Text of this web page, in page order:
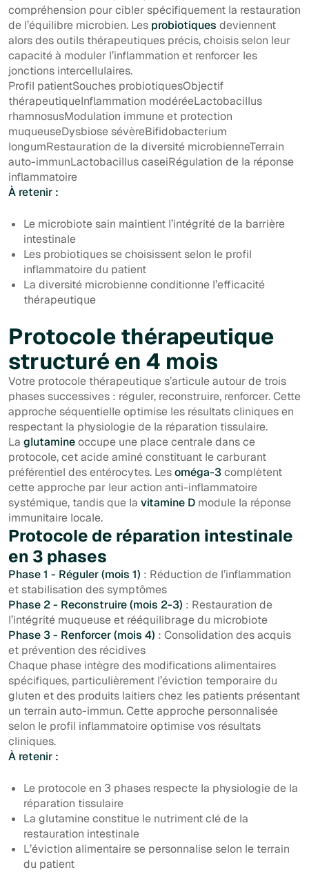
compréhension pour cibler spécifiquement la restauration
de l’équilibre microbien. Les probiotiques deviennent
alors des outils thérapeutiques précis, choisis selon leur
capacité à moduler l’inflammation et renforcer les
jonctions intercellulaires.
Profil patientSouches probiotiquesObjectif
thérapeutiqueInflammation modéréeLactobacillus
rhamnosusModulation immune et protection
muqueuseDysbiose sévèreBifidobacterium
longumRestauration de la diversité microbienneTerrain
auto-immunLactobacillus caseiRégulation de la réponse
inflammatoire
À retenir :
Le microbiote sain maintient l’intégrité de la barrière
intestinale
Les probiotiques se choisissent selon le profil
inflammatoire du patient
La diversité microbienne conditionne l’efficacité
thérapeutique
Protocole thérapeutique
structuré en 4 mois
Votre protocole thérapeutique s’articule autour de trois
phases successives : réguler, reconstruire, renforcer. Cette
approche séquentielle optimise les résultats cliniques en
respectant la physiologie de la réparation tissulaire.
La glutamineoccupe une place centrale dans ce
protocole, cet acide aminé constituant le carburant
préférentiel des entérocytes. Lesoméga-3complètent
cette approche par leur action anti-inflammatoire
systémique, tandis que la vitamine D module la réponse
immunitaire locale.
Protocole de réparation intestinale
en 3 phases
Phase 1 - Réguler (mois 1) : Réduction de l’inflammation
et stabilisation des symptômes
Phase 2 - Reconstruire (mois 2-3) : Restauration de
l’intégrité muqueuse et rééquilibrage du microbiote
Phase 3 - Renforcer (mois 4) : Consolidation des acquis
et prévention des récidives
Chaque phase intègre des modifications alimentaires
spécifiques, particulièrement l’éviction temporaire du
gluten et des produits laitiers chez les patients présentant
un terrain auto-immun. Cette approche personnalisée
selon le profil inflammatoire optimise vos résultats
cliniques.
À retenir :
Le protocole en 3 phases respecte la physiologie de la
réparation tissulaire
La glutamine constitue le nutriment clé de la
restauration intestinale
L’éviction alimentaire se personnalise selon le terrain
du patient